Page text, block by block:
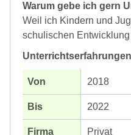
Warum gebe ich gern
Weil ich Kindern und
schulischen
2018
2022
Privat